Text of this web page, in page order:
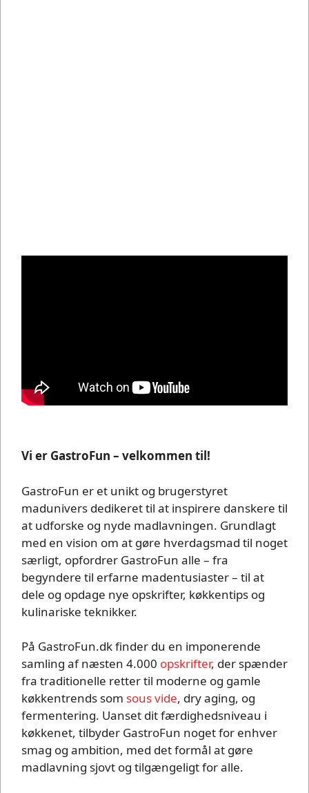
Vi er GastroFun – velkommen til!
GastroFun er et unikt og brugerstyret
madunivers dedikeret til at inspirere danskere til
at udforske og nyde madlavningen. Grundlagt
med en vision om at gøre hverdagsmad til noget
særligt, opfordrer GastroFun alle – fra
begyndere til erfarne madentusiaster – til at
dele og opdage nye opskrifter, køkkentips og
kulinariske teknikker.
På GastroFun.dk finder du en imponerende
samling af næsten 4.000 opskrifter, der spænder
fra traditionelle retter til moderne og gamle
køkkentrends som sous vide, dry aging, og
fermentering. Uanset dit færdighedsniveau i
køkkenet, tilbyder GastroFun noget for enhver
smag og ambition, med det formål at gøre
madlavning sjovt og tilgængeligt for alle.